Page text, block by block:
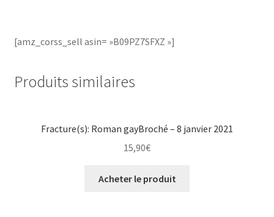
[amz_corss_sell asin= »B09PZ7SFXZ »]
Produits similaires
Fracture(s): Roman gayBroché – 8 janvier 2021
15,90€
Acheter le produit